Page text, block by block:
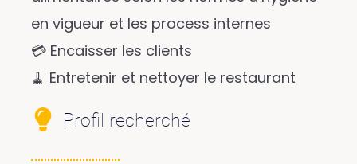
en vigueur et les process internes
💳 Encaisser les clients
🧹 Entretenir et nettoyer le restaurant
Profil recherché